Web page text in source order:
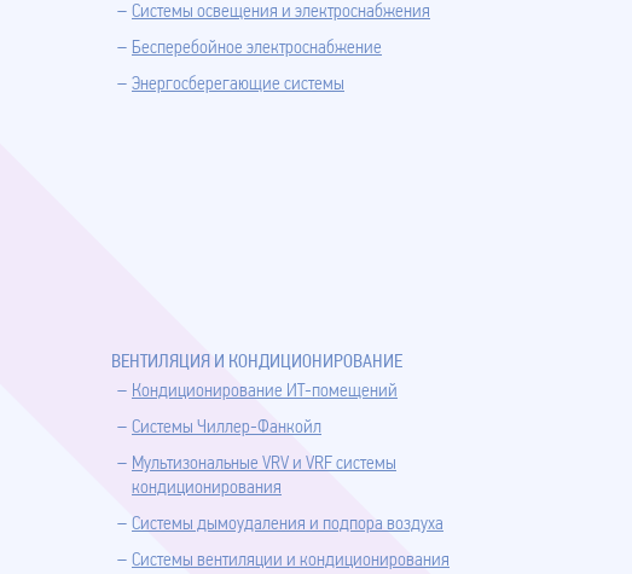
Системы освещения и электроснабжения
Бесперебойное электроснабжение
Энергосберегающие системы
ВЕНТИЛЯЦИЯ И КОНДИЦИОНИРОВАНИЕ
Кондиционирование ИТ-помещений
Системы Чиллер-Фанкойл
Мультизональные VRV и VRF системы
кондиционирования
Системы дымоудаления и подпора воздуха
Системы вентиляции и кондиционирования